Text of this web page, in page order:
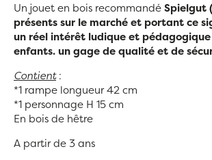
Un jouet en bois recommandéSpielgut
présents sur le marché et portant ce
un réel intérêt ludique et pédagogique
enfants. un gage de qualité et de
Contient:
*1 rampe longueur 42 cm
*1 personnage H 15 cm
En bois de hêtre
A partir de 3 ans